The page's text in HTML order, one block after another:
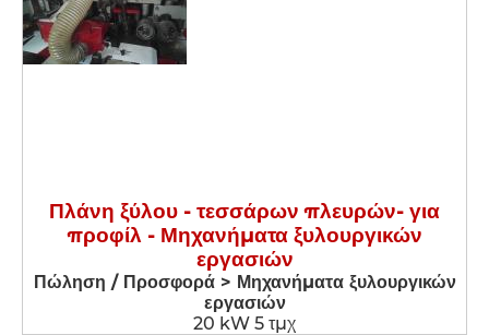
Πλάνη ξύλου - τεσσάρων πλευρών- για
προφίλ - Μηχανήματα ξυλουργικών
εργασιών
Πώληση / Προσφορά > Μηχανήματα ξυλουργικών
εργασιών
20 kW 5 τμχ